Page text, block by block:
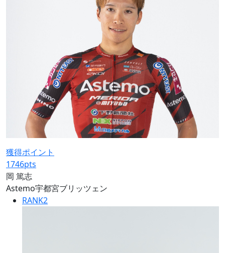
獲得ポイント
1746pts
岡 篤志
Astemo宇都宮ブリッツェン
RANK2